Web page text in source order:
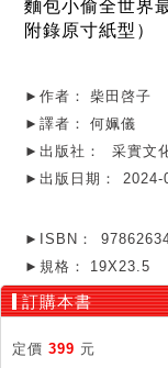
麵包小偷全世界
附錄原寸紙型）
►作者：
柴田啓子
►譯者：
何姵儀
►出版社：
采實文
►出版日期：
2024-
►ISBN：
►規格：
19X23.5
訂購本書
定價 399 元